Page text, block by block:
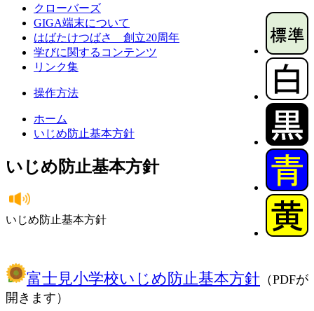
クローバーズ
GIGA端末について
はばたけつばさ 創立20周年
学びに関するコンテンツ
リンク集
操作方法
ホーム
いじめ防止基本方針
いじめ防止基本方針
いじめ防止基本方針
富士見小学校いじめ防止基本方針 （PDFが
開きます）